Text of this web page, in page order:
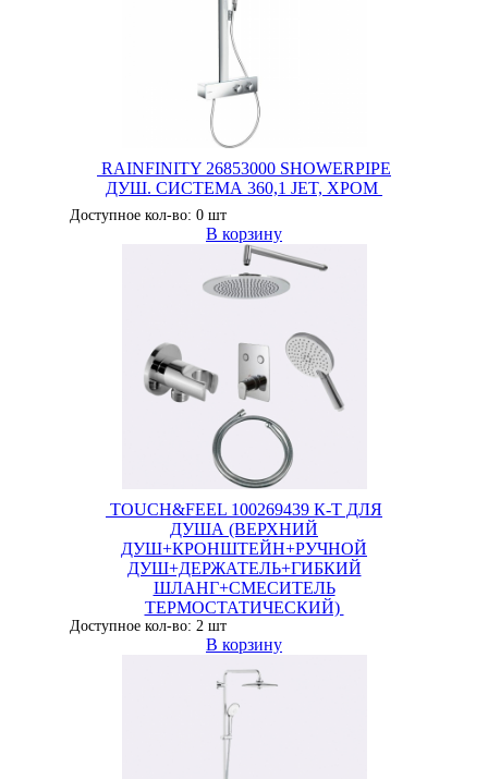
RAINFINITY 26853000 SHOWERPIPE
ДУШ. СИСТЕМА 360,1 JET, ХРОМ
Доступное кол-во: 0 шт
В корзину
TOUCH&FEEL 100269439 К-Т ДЛЯ
ДУША (ВЕРХНИЙ
ДУШ+КРОНШТЕЙН+РУЧНОЙ
ДУШ+ДЕРЖАТЕЛЬ+ГИБКИЙ
ШЛАНГ+СМЕСИТЕЛЬ
ТЕРМОСТАТИЧЕСКИЙ)
Доступное кол-во: 2 шт
В корзину